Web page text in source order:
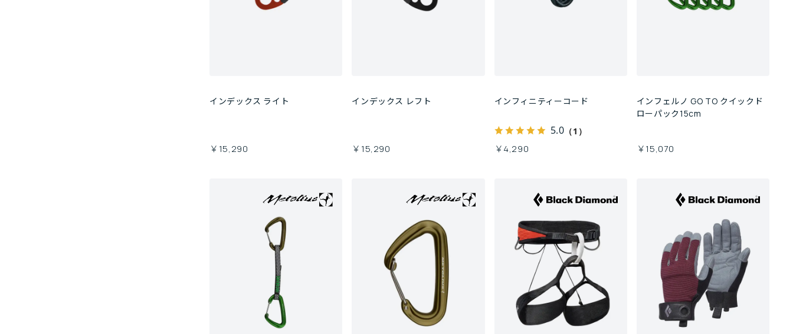
インデックス ライト
￥15,290
インデックス レフト
￥15,290
インフィニティーコード
5.0 （1）
￥4,290
インフェルノ GO TO クイックド
ローパック15cm
￥15,070